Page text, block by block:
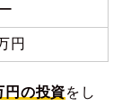
ー
円
円の投資をし